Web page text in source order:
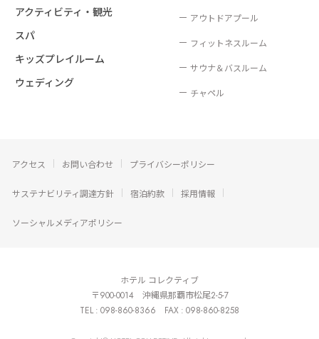
アクティビティ・観光
スパ
キッズプレイルーム
ウェディング
アウトドアプール
フィットネスルーム
サウナ＆バスルーム
チャペル
アクセス お問い合わせ プライバシーポリシー
サステナビリティ調達方針 宿泊約款 採用情報
ソーシャルメディアポリシー
ホテル コレクティブ
〒900-0014 沖縄県那覇市松尾2-5-7
TEL : 098-860-8366 FAX : 098-860-8258